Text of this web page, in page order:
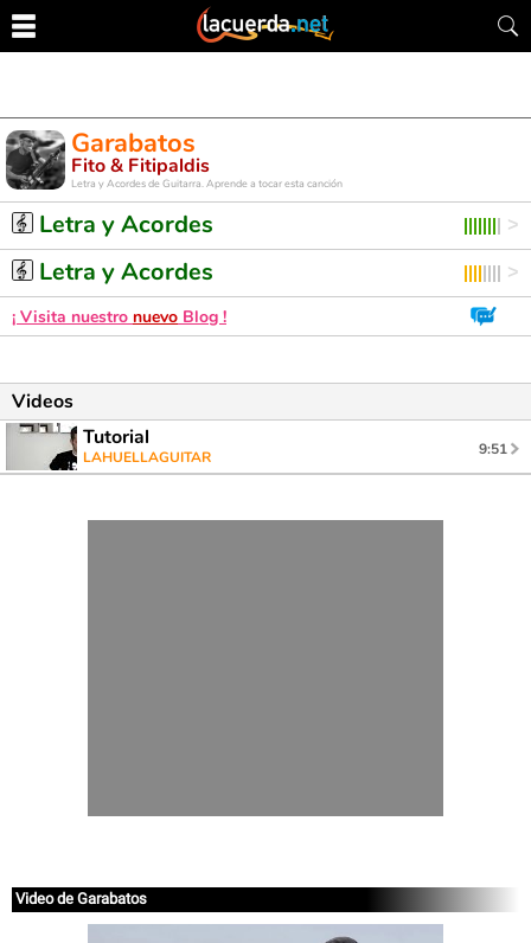
Garabatos
Fito & Fitipaldis
Letra y Acordes de Guitarra. Aprende a tocar esta canción
Letra y Acordes
Letra y Acordes
¡ Visita nuestro nuevo Blog !
Videos
Tutorial
LAHUELLAGUITAR 9:51
Video de Garabatos